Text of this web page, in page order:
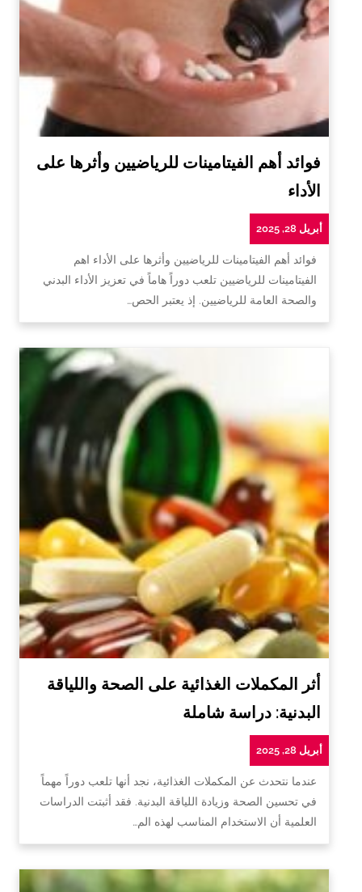
فوائد أهم الفيتامينات للرياضيين وأثرها على
الأداء
أبريل 28, 2025
فوائد أهم الفيتامينات للرياضيين وأثرها على الأداء اهم
الفيتامينات للرياضيين تلعب دوراً هاماً في تعزيز الأداء البدني
والصحة العامة للرياضيين. إذ يعتبر الحص…
أثر المكملات الغذائية على الصحة واللياقة
البدنية: دراسة شاملة
أبريل 28, 2025
عندما نتحدث عن المكملات الغذائية، نجد أنها تلعب دوراً مهماً
في تحسين الصحة وزيادة اللياقة البدنية. فقد أثبتت الدراسات
العلمية أن الاستخدام المناسب لهذه الم…